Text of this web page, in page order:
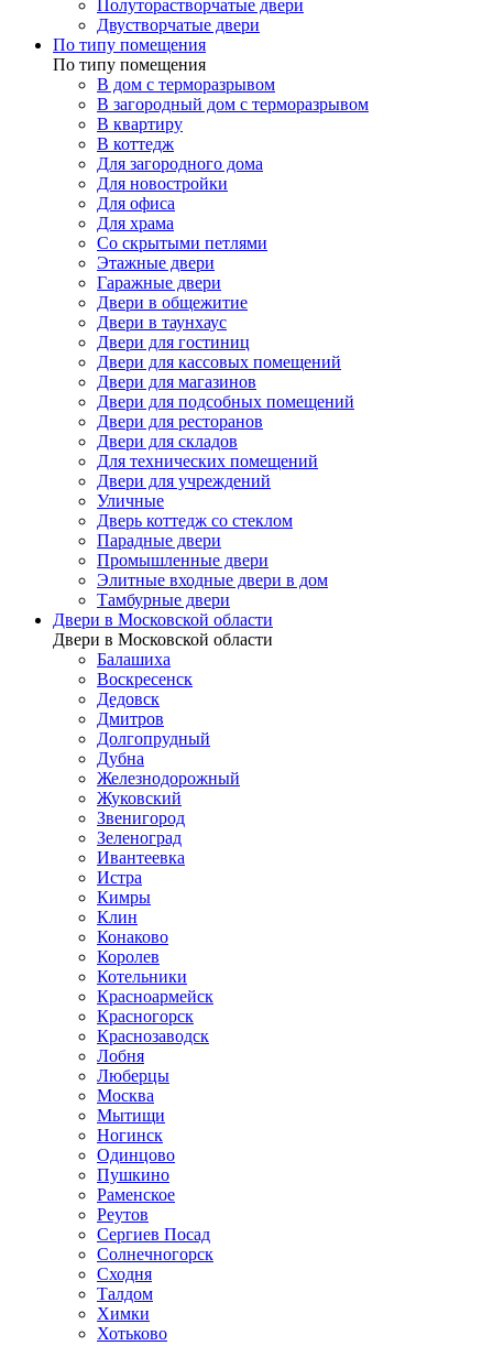
Полуторастворчатые двери
Двустворчатые двери
По типу помещения
По типу помещения
В дом с терморазрывом
В загородный дом с терморазрывом
В квартиру
В коттедж
Для загородного дома
Для новостройки
Для офиса
Для храма
Со скрытыми петлями
Этажные двери
Гаражные двери
Двери в общежитие
Двери в таунхаус
Двери для гостиниц
Двери для кассовых помещений
Двери для магазинов
Двери для подсобных помещений
Двери для ресторанов
Двери для складов
Для технических помещений
Двери для учреждений
Уличные
Дверь коттедж со стеклом
Парадные двери
Промышленные двери
Элитные входные двери в дом
Тамбурные двери
Двери в Московской области
Двери в Московской области
Балашиха
Воскресенск
Дедовск
Дмитров
Долгопрудный
Дубна
Железнодорожный
Жуковский
Звенигород
Зеленоград
Ивантеевка
Истра
Кимры
Клин
Конаково
Королев
Котельники
Красноармейск
Красногорск
Краснозаводск
Лобня
Люберцы
Москва
Мытищи
Ногинск
Одинцово
Пушкино
Раменское
Реутов
Сергиев Посад
Солнечногорск
Сходня
Талдом
Химки
Хотьково